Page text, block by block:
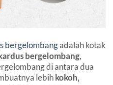
bergelombangadalah kotak
bergelombang,
di antara dua
lebihkokoh,